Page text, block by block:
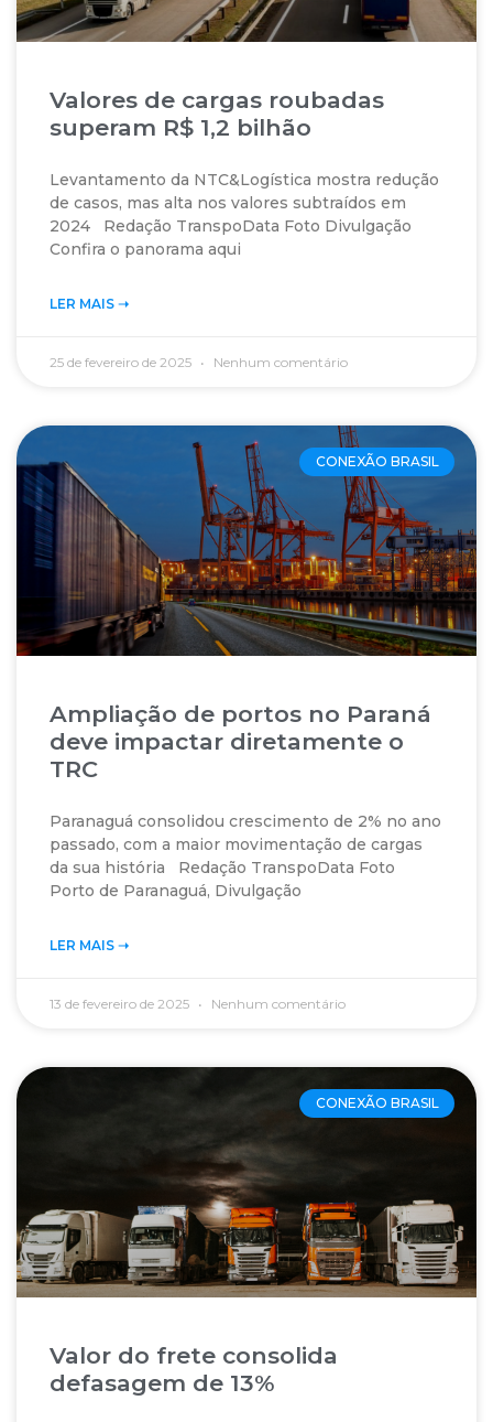
Valores de cargas roubadas
superam R$ 1,2 bilhão
Levantamento da NTC&Logística mostra redução
de casos, mas alta nos valores subtraídos em
2024 Redação TranspoData Foto Divulgação
Confira o panorama aqui
LER MAIS ➝‬
25 de fevereiro de 2025 Nenhum comentário
CONEXÃO BRASIL
Ampliação de portos no Paraná
deve impactar diretamente o
TRC
Paranaguá consolidou crescimento de 2% no ano
passado, com a maior movimentação de cargas
da sua história Redação TranspoData Foto
Porto de Paranaguá, Divulgação
LER MAIS ➝‬
13 de fevereiro de 2025 Nenhum comentário
CONEXÃO BRASIL
Valor do frete consolida
defasagem de 13%